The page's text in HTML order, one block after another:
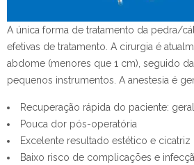
A única forma de tratamento da pedra/
efetivas de tratamento. A cirurgia é
abdome (menores que 1 cm), seguido
pequenos instrumentos . A anestesia é
Recuperação rápida do paciente:
Pouca dor pós-operatória
Excelente resultado estético e
Baixo risco de complicações e